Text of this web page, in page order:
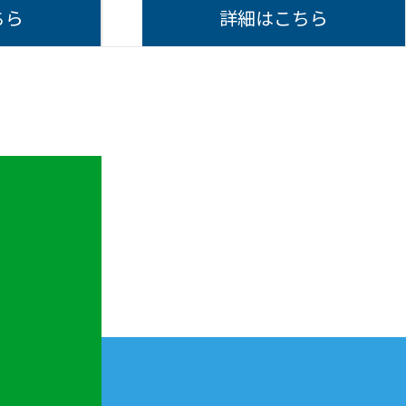
詳細はこちら